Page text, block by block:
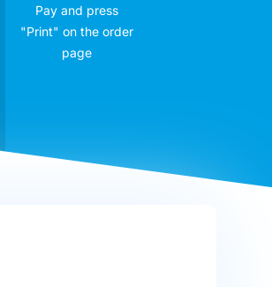
Pay and press
"Print" on the order
page